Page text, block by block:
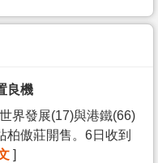
良機
界發展(17)與港鐵(66)
柏傲莊開售。6日收到
]